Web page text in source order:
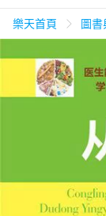
天天免運
女裝
樂天首頁 圖